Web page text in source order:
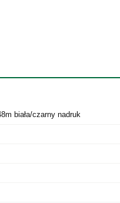
biała/czarny nadruk